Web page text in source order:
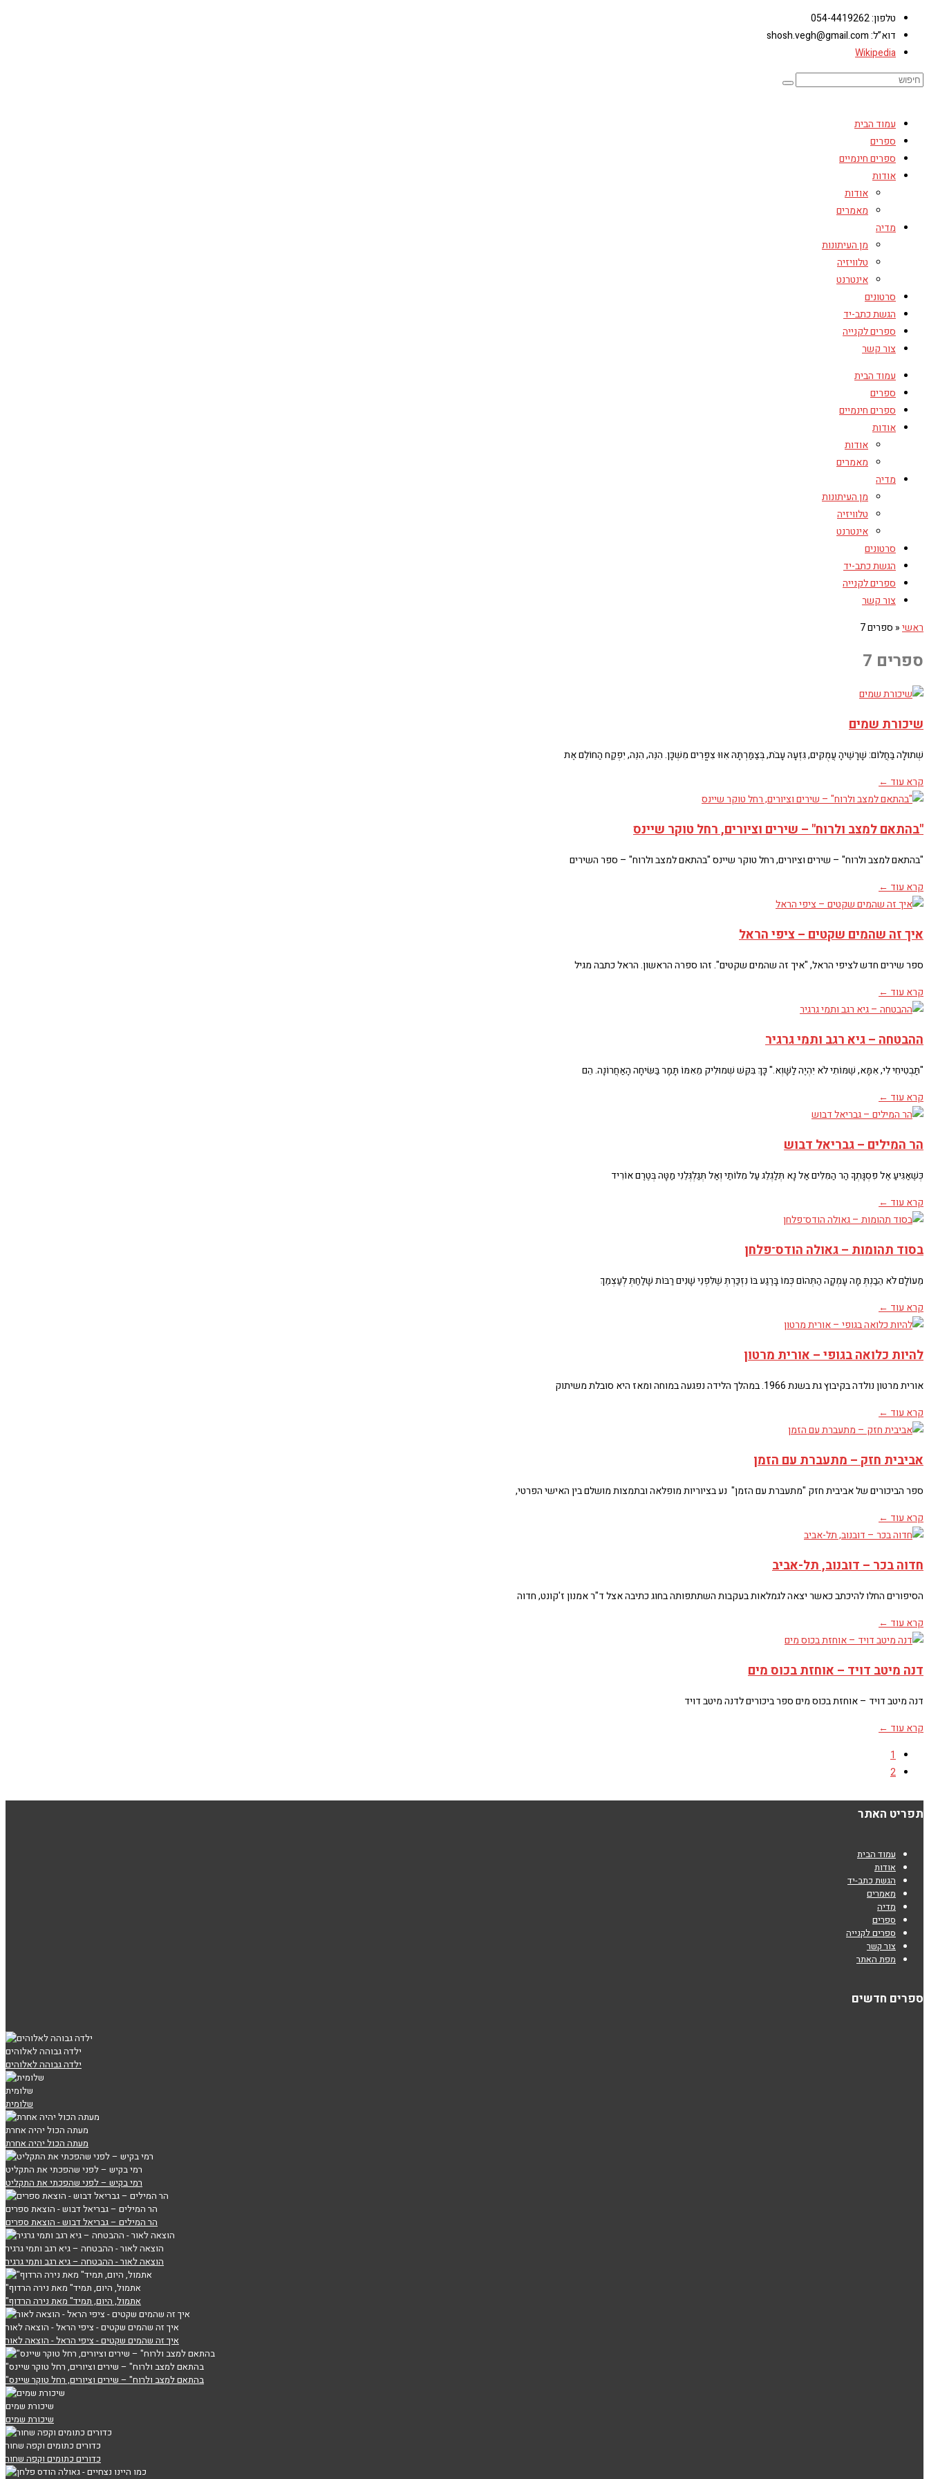
טלפון: 054-4419262
דוא”ל: shosh.vegh@gmail.com
Wikipedia
עמוד הבית
ספרים
ספרים חינמיים
אודות
אודות
מאמרים
מדיה
מן העיתונות
טלוויזיה
אינטרנט
סרטונים
הגשת כתב-יד
ספרים לקנייה
צור קשר
עמוד הבית
ספרים
ספרים חינמיים
אודות
אודות
מאמרים
מדיה
מן העיתונות
טלוויזיה
אינטרנט
סרטונים
הגשת כתב-יד
ספרים לקנייה
צור קשר
ראשי« ספרים 7
ספרים 7
שיכורת שמים
שְׁתוּלָה בַּחֲלוֹם: שָׁרָשֶׁיהָ עֲמֻקִּים, גִּזְעָהּ עָבֹת, בְּצַמַּרְתָּהּ אִוּוּ צִפֳּרִים מִשְׁכָּן. הִנֵּה, הִנֵּה, יִפְקַח הַחוֹלֵם אֶת
קרא עוד ←
"בהתאם למצב ולרוח" – שירים וציורים, רחל טוקר שיינס
"בהתאם למצב ולרוח" – שירים וציורים, רחל טוקר שיינס "בהתאם למצב ולרוח" – ספר השירים
קרא עוד ←
איך זה שהמים שקטים – ציפי הראל
ספר שירים חדש לציפי הראל, "איך זה שהמים שקטים". זהו ספרה הראשון. הראל כתבה מגיל
קרא עוד ←
ההבטחה – גיא רגב ותמי גרגיר
"תַּבְטִיחִי לִי, אִמָּא, שֶׁמּוֹתִי לֹא יִהְיֶה לַשָּׁוְא." כָּךְ בִּקֵּשׁ שְׁמוּלִיק מֵאִמּוֹ תָּמָר בַּשִּׂיחָה הָאַחֲרוֹנָה. הֵם
קרא עוד ←
הר המילים – גבריאל דבוש
כְּשֶׁאַגִּיעַ אֶל פִּסְגָּתְךָ הַר הַמִּלִּים אַל נָא תְּלַגְלֵג עַל מִלּוֹתַי וְאַל תְּגַלְגְּלֵנִי מַטָּה בְּטֶרֶם אוֹרִיד
קרא עוד ←
בסוד תהומות – גאולה הודס־פלחן
מֵעוֹלָם לֹא הֵבַנְתְּ מָה עָמְקָה הַתְּהוֹם כְּמוֹ בָּרֶגַע בּוֹ נִזְכַּרְתְּ שֶׁלִּפְנֵי שָׁנִים רַבּוֹת שָׁלַחַתְּ לְעַצְמֵךְ
קרא עוד ←
להיות כלואה בגופי – אורית מרטון
אורית מרטון נולדה בקיבוץ גת בשנת 1966. במהלך הלידה נפגעה במוחה ומאז היא סובלת משיתוק
קרא עוד ←
אביבית חזק – מתעברת עם הזמן
ספר הביכורים של אביבית חזק "מתעבּרת עם הזמן" נע בציוריות מופלאה ובתמצות מושלם בין האישי הפרטי,
קרא עוד ←
חדוה בכר – דובנוב, תל-אביב
הסיפורים החלו להיכתב כאשר יצאה לגמלאות בעקבות השתתפותה בחוג כתיבה אצל ד"ר אמנון ז'קונט, חדוה
קרא עוד ←
דנה מיטב דויד – אוחזת בכוס מים
דנה מיטב דויד – אוחזת בכוס מים ספר ביכורים לדנה מיטב דויד
קרא עוד ←
1
2
תפריט האתר
עמוד הבית
אודות
הגשת כתב-יד
מאמרים
מדיה
ספרים
ספרים לקנייה
צור קשר
מפת האתר
ספרים חדשים
ילדה גבוהה לאלוהים
ילדה גבוהה לאלוהים
שלומית
שלומית
מעתה הכול יהיה אחרת
מעתה הכול יהיה אחרת
רמי בקיש – לפני שהפכתי את התקליט
רמי בקיש – לפני שהפכתי את התקליט
הר המילים – גבריאל דבוש - הוצאת ספרים
הר המילים – גבריאל דבוש - הוצאת ספרים
הוצאה לאור - ההבטחה – גיא רגב ותמי גרגיר
הוצאה לאור - ההבטחה – גיא רגב ותמי גרגיר
"אתמול, היום, תמיד" מאת נירה הרדוף
"אתמול, היום, תמיד" מאת נירה הרדוף
איך זה שהמים שקטים - ציפי הראל - הוצאה לאור
איך זה שהמים שקטים - ציפי הראל - הוצאה לאור
"בהתאם למצב ולרוח" – שירים וציורים, רחל טוקר שיינס
"בהתאם למצב ולרוח" – שירים וציורים, רחל טוקר שיינס
שיכורת שמים
שיכורת שמים
כדורים כתומים וקפה שחור
כדורים כתומים וקפה שחור